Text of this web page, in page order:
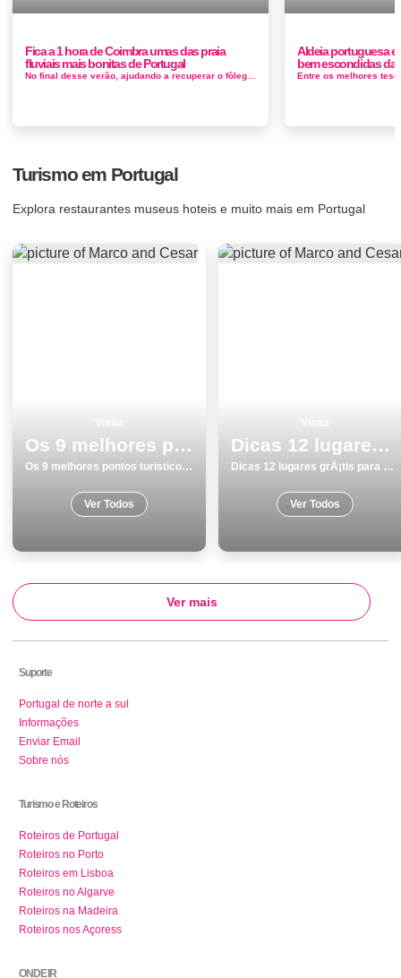
Fica a 1 hora de Coimbra umas das praia
fluviais mais bonitas de Portugal
No final desse verão, ajudando a recuperar o fôlego de um local que além de tudo o resto é também um foco importante...
Aldeia portuguesa
bem escondidas da
Turismo em Portugal
Explora restaurantes museus hoteis e muito mais em Portugal
Os 9 melhores pontos turisticos para conhecer e visitar em Coimbra
Os 9 melhores pontos turisticos para conhecer e visitar em Coimbra
Ver Todos
Dicas 12 lugares grÃ¡tis para visitar em BraganÃ§a
Dicas 12 lugares grÃ¡tis para visitar em BraganÃ§a
Ver Todos
Ver mais
Suporte
Portugal de norte a sul
Informações
Enviar Email
Sobre nós
Turismo e Roteiros
Roteiros de Portugal
Roteiros no Porto
Roteiros em Lisboa
Roteiros no Algarve
Roteiros na Madeira
Roteiros nos Açoress
ONDE IR